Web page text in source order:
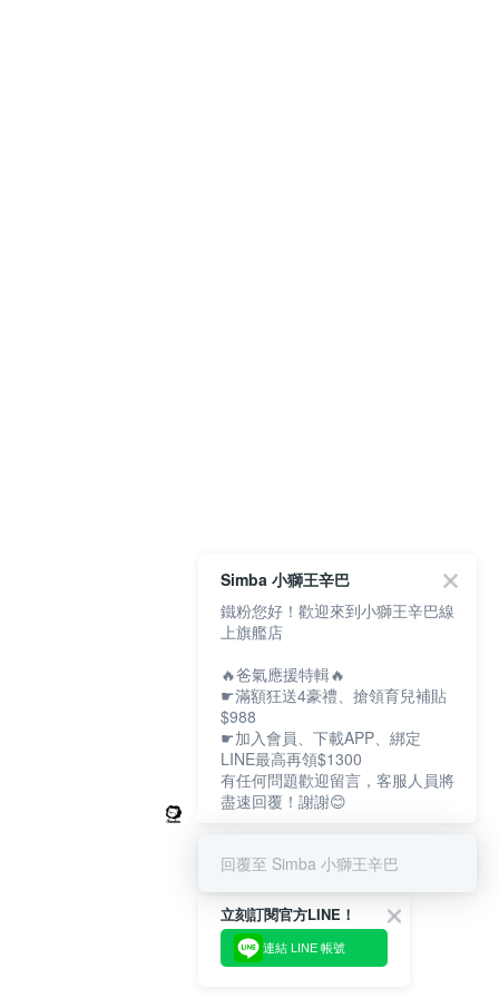
立刻訂閱官方LINE！
連結 LINE 帳號
Simba 小獅王辛巴
鐵粉您好！歡迎來到小獅王辛巴線
上旗艦店
🔥爸氣應援特輯🔥
☛滿額狂送4豪禮、搶領育兒補貼
$988
☛加入會員、下載APP、綁定
LINE最高再領$1300
有任何問題歡迎留言，客服人員將
盡速回覆！謝謝😊
回覆至 Simba 小獅王辛巴